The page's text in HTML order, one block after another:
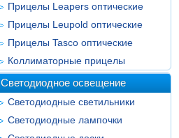
Прицелы Leapers оптические
Прицелы Leupold оптические
Прицелы Tasco оптические
Коллиматорные прицелы
Светодиодное освещение
Светодиодные светильники
Светодиодные лампочки